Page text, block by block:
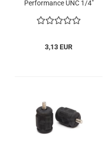
Performance UNC 1/4"
3,13 EUR